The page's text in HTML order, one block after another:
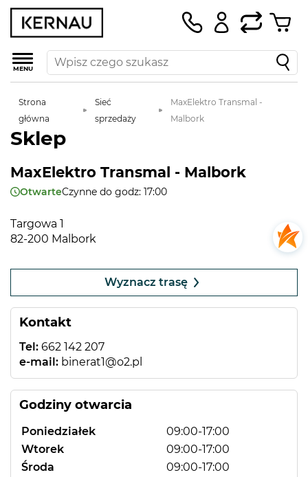
MENU
Strona
główna
Sieć
sprzedaży
MaxElektro Transmal -
Malbork
Sklep
MaxElektro Transmal - Malbork
OtwarteCzynne do godz: 17:00
Targowa 1
82-200 Malbork
Kontakt
Tel: 662 142 207
e-mail: binerat1@o2.pl
Godziny otwarcia
Poniedziałek
09:00-17:00
Wtorek
09:00-17:00
Środa
09:00-17:00
−
contributors
Wyznacz trasę